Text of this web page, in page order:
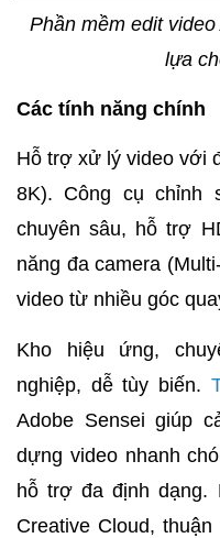
Phần mềm edit
lựa
Các tính năng chính
Hỗ trợ xử lý video với
8K). Công cụ chỉnh
chuyên sâu, hỗ trợ
năng đa camera
video từ nhiều góc
Kho hiệu ứng,
nghiệp, dễ tùy biến.
Adobe Sensei giúp
dựng video nhanh
hỗ trợ đa định dạng.
Creative Cloud,